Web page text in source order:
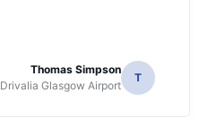
T
Thomas Simpson
Drivalia Glasgow Airport